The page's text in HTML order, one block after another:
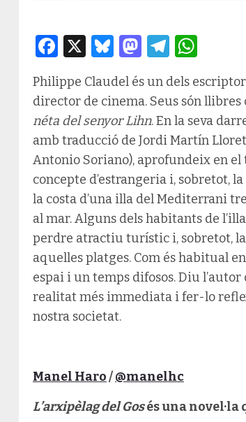
Facebook
X Bluesky
Mastodon
Philippe Claudel és un dels
director de cinema. Seus són llibres
néta del senyor Lihn. En la seva
amb traducció de Jordi Martín
Antonio Soriano), aprofundeix en el
concepte d’estrangeria i, sobretot,
la costa d’una illa del Mediterrani
al mar. Alguns dels habitants de
perdre atractiu turístic i, sobretot,
aquelles platges. Com és habitual
espai i un temps difosos. Diu
realitat més immediata i fer-lo
nostra societat.
Manel Haro/@manelhc
L’arxipèlag del Gosés una novel·la